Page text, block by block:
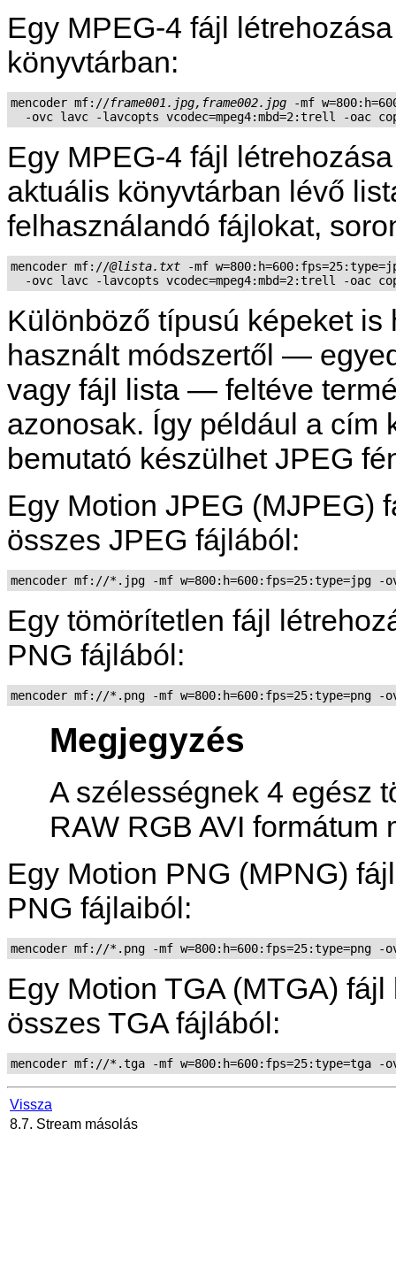
Egy MPEG-4 fájl
könyvtárban:
mencoder mf://frame001.jpg,frame002.jpg -mf
-ovc lavc -lavcopts vcodec=mpeg4:mbd=2:trell -oac
Egy MPEG-4 fájl
aktuális könyvtárban lévő
felhasználandó fájlokat,
mencoder mf://@lista.txt -mf
-ovc lavc -lavcopts vcodec=mpeg4:mbd=2:trell -oac
Különböző típusú képeket
használt módszertől —
vagy fájl lista — feltéve
azonosak. Így például a cím
bemutató készülhet JPEG
Egy Motion JPEG (MJPEG)
összes JPEG fájlából:
mencoder mf://*.jpg -mf w=800:h=600:fps=25:type=jpg
Egy tömörítetlen fájl
PNG fájlából:
mencoder mf://*.png -mf w=800:h=600:fps=25:type=png
Megjegyzés
A szélességnek 4 egész
RAW RGB AVI formátum
Egy Motion PNG (MPNG)
PNG fájlaiból:
mencoder mf://*.png -mf w=800:h=600:fps=25:type=png
Egy Motion TGA (MTGA)
összes TGA fájlából:
mencoder mf://*.tga -mf w=800:h=600:fps=25:type=tga
Vissza
8.7. Stream másolás